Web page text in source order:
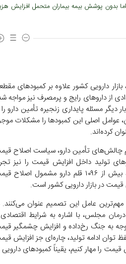
اما بدون پوشش بیمه بیماران متحمل افزایش
دارویی کشور علاوه بر کمبود‌های
از دارو‌های رایج و پرمصرف نیز مواجه
دیگر مسئله پایداری زنجیره تأمین دارو را
عوامل اصلی این کمبود‌ها را مشکلات
کرده‌اند.
چالش‌های تأمین دارو، سیاست اصلاح
تولید داخل افزایش قیمت را نیز
کرده‌اند. بر اساس اذعان رئیس سازمان غذا و دارو، بیش از ۱۰۹۶ قلم دارو مشمول
در بازار دارویی کشور است.
عامل این تصمیم عنوان می‌کنند.
مجلس، با اشاره به شرایط
توجه به جنگ رخ‌داده و افزایش چشمگیر
توان ادامه تولید، چاره‌ای جز افزایش
قیمت را مهار کنیم، یقیناً کمبود‌های